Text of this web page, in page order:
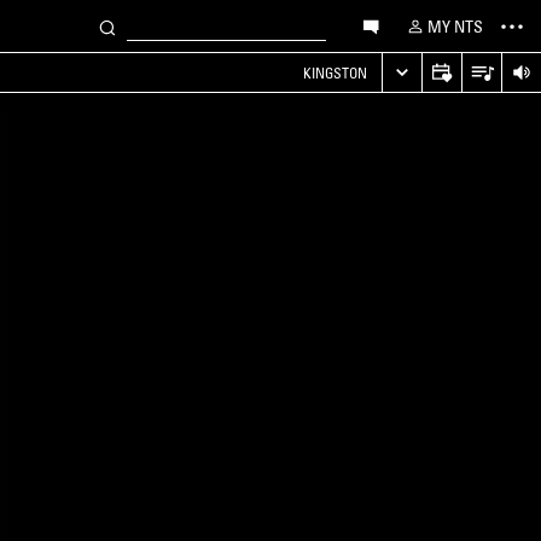
MY NTS
KINGSTON